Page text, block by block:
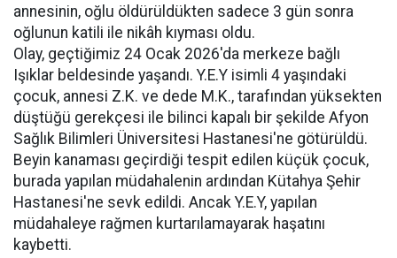
annesinin, oğlu öldürüldükten sadece 3 gün sonra
oğlunun katili ile nikâh kıyması oldu.
Olay, geçtiğimiz 24 Ocak 2026'da merkeze bağlı
Işıklar beldesinde yaşandı. Y.E.Y isimli 4 yaşındaki
çocuk, annesi Z.K. ve dede M.K., tarafından yüksekten
düştüğü gerekçesi ile bilinci kapalı bir şekilde Afyon
Sağlık Bilimleri Üniversitesi Hastanesi'ne götürüldü.
Beyin kanaması geçirdiği tespit edilen küçük çocuk,
burada yapılan müdahalenin ardından Kütahya Şehir
Hastanesi'ne sevk edildi. Ancak Y.E.Y, yapılan
müdahaleye rağmen kurtarılamayarak haşatını
kaybetti.